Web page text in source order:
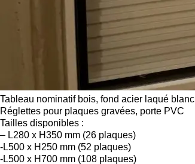
Tableau nominatif bois, fond acier laqué blanc
Réglettes pour plaques gravées, porte PVC
Tailles disponibles :
– L280 x H350 mm (26 plaques)
-L500 x H250 mm (52 plaques)
-L500 x H700 mm (108 plaques)